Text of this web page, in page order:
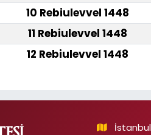
10 Rebiulevvel 1448
11 Rebiulevvel 1448
12 Rebiulevvel 1448
İstanbul